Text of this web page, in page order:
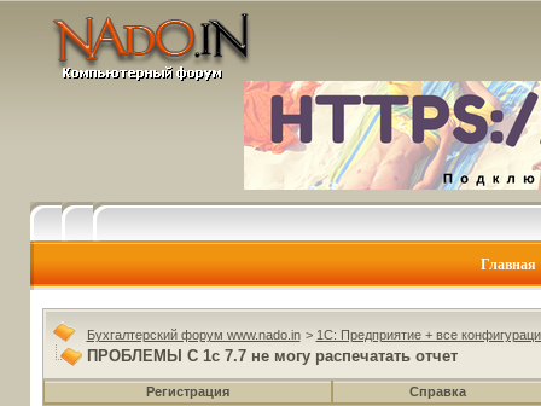
Главная
Бухгалтерский форум www.nado.in > 1C: Предприятие + все
ПРОБЛЕМЫ С 1с 7.7 не могу распечатать отчет
Регистрация Справка